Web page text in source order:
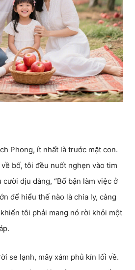
Phong, ít nhất là trước mặt con.
bố, tôi đều nuốt nghẹn vào tim
dịu dàng, “Bố bận làm việc ở
để hiểu thế nào là chia ly, càng
tôi phải mang nó rời khỏi một
se lạnh, mây xám phủ kín lối về.